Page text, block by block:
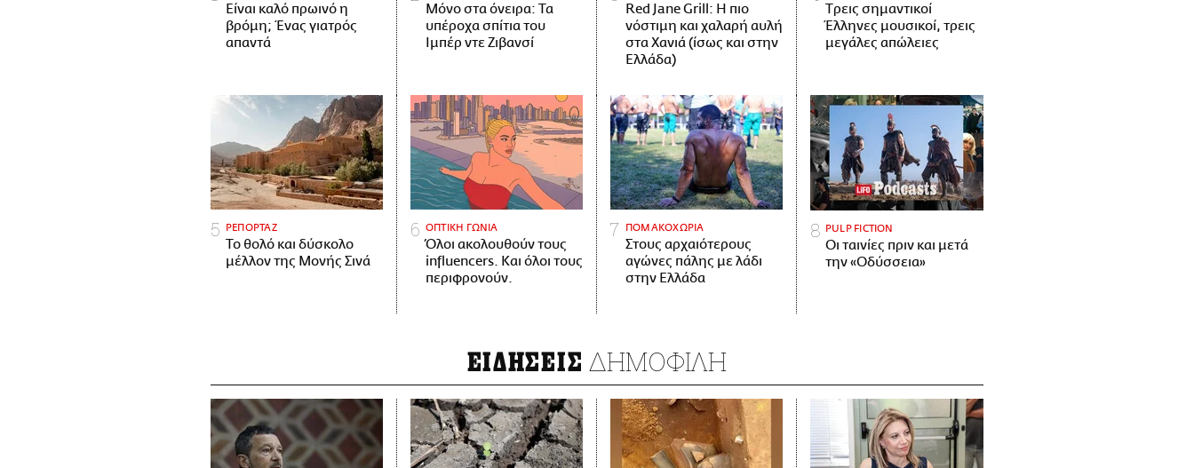
Είναι καλό πρωινό η
βρόμη; Ένας γιατρός
απαντά
Μόνο στα όνειρα: Τα
υπέροχα σπίτια του
Ιμπέρ ντε Ζιβανσί
Red Jane Grill: Η πιο
νόστιμη και χαλαρή αυλή
στα Χανιά (ίσως και στην
Ελλάδα)
Tρεις σημαντικοί
Έλληνες μουσικοί, τρεις
μεγάλες απώλειες
ΡΕΠΟΡΤΑΖ
Το θολό και δύσκολο
μέλλον της Μονής Σινά
ΟΠΤΙΚΗ ΓΩΝΙΑ
Όλοι ακολουθούν τους
influencers. Και όλοι τους
περιφρονούν.
ΠΟΜΑΚΟΧΩΡΙΑ
Στους αρχαιότερους
αγώνες πάλης με λάδι
στην Ελλάδα
PULP FICTION
Οι ταινίες πριν και μετά
την «Οδύσσεια»
ΕΙΔΗΣΕΙΣ ΔΗΜΟΦΙΛΗ